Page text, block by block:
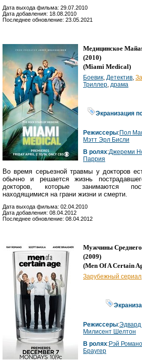
Дата выхода фильма: 29.07.2010
Дата добавления: 18.08.2010
Последнее обновление: 23.05.2021
Медицинское
(2010)
(Miami Medical)
Боевик, Детектив,
Триллер, драма
Экранизация
Режиссеры:Пол
Мэтт Эрл Бисли
В ролях:Джереми
Паррия
Во время серьезной травмы у докторов
обычно и решается жизнь
докторов, которые занимаются
находящимися на грани жизни и смерти.
Дата выхода фильма: 02.04.2010
Дата добавления: 08.04.2012
Последнее обновление: 08.04.2012
Мужчины Среднего
(2009)
(Men Of A Certain
Зарубежный сериал
Режиссеры:Эдвард
Милисент Шелтон
В ролях:Рэй Романо
Браугер